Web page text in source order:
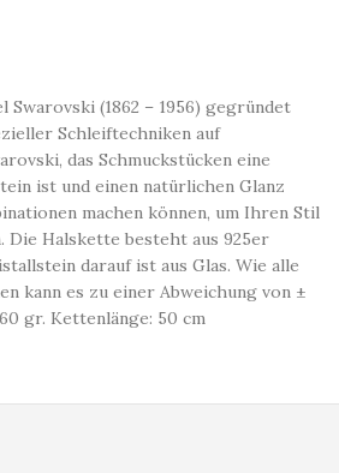
(1862 – 1956) gegründet
Schleiftechniken auf
das Schmuckstücken eine
ist und einen natürlichen Glanz
machen können, um Ihren Stil
Die Halskette besteht aus 925er
darauf ist aus Glas. Wie alle
kann es zu einer Abweichung von ±
gr. Kettenlänge: 50 cm